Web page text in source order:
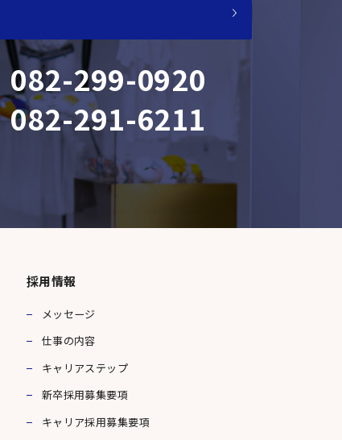
082-299-0920
082-291-6211
採用情報
メッセージ
仕事の内容
キャリアステップ
新卒採用募集要項
キャリア採用募集要項